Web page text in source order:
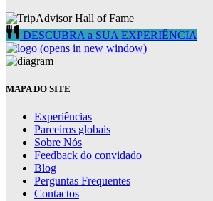
DESCUBRA a SUA EXPERIÊNCIA
(opens in new window)
MAPA DO SITE
Experiências
Parceiros globais
Sobre Nós
Feedback do convidado
Blog
Perguntas Frequentes
Contactos